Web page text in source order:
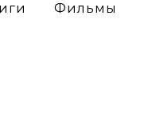
Фильмы